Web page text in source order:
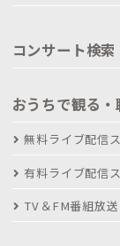
コンサート検索
おうちで観る・
無料ライブ配信
有料ライブ配信
TV＆FM番組放